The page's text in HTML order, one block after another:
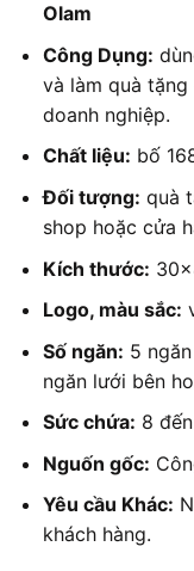
Olam
Công Dụng:
và làm quà
doanh nghiệp.
Chất liệu: bố
Đối tượng: quà
shop hoặc cửa
Kích thước:
Logo, màu sắc:
Số ngăn: 5
ngăn lưới bên
Sức chứa: 8
Nguốn gốc:
Yêu cầu Khác:
khách hàng.